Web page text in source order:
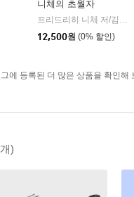
| 현대지성
니체의 초월자
12,500원 (0% 할인)
에 등록된 더 많은 상품을 확인해
)